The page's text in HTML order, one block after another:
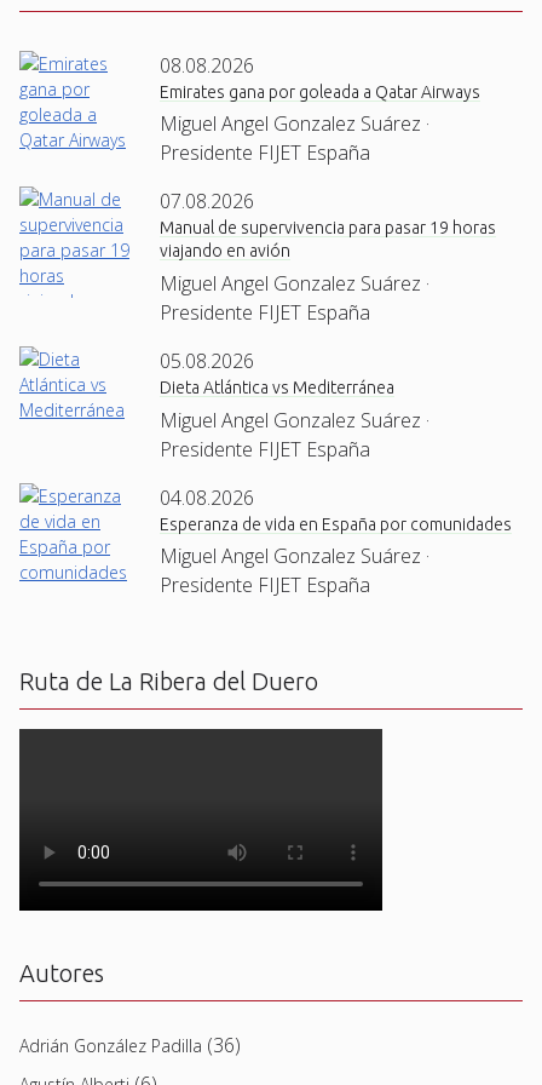
08.08.2026
Emirates gana por goleada a Qatar Airways
Miguel Angel Gonzalez Suárez ·
Presidente FIJET España
07.08.2026
Manual de supervivencia para pasar 19 horas
viajando en avión
Miguel Angel Gonzalez Suárez ·
Presidente FIJET España
05.08.2026
Dieta Atlántica vs Mediterránea
Miguel Angel Gonzalez Suárez ·
Presidente FIJET España
04.08.2026
Esperanza de vida en España por comunidades
Miguel Angel Gonzalez Suárez ·
Presidente FIJET España
Ruta de La Ribera del Duero
Autores
Adrián González Padilla (36)